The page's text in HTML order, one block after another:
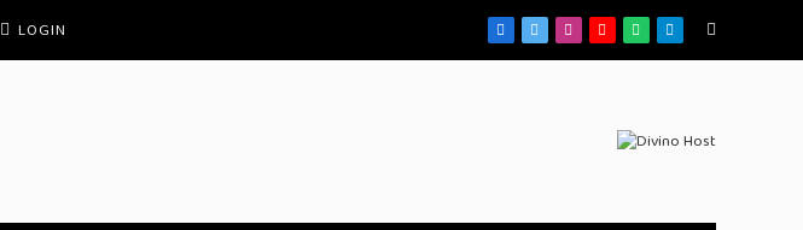
LOGIN Facebook
X
(Twitter)
Instagram
YouTubeWhatsApp
Telegrama